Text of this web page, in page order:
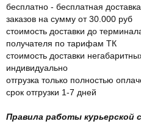
бесплатно - бесплатная
заказов на сумму от 30.000 руб
стоимость доставки до
получателя по тарифам ТК
стоимость доставки
индивидуально
отгрузка только полностью
срок отгрузки 1-7 дней
Правила работы курьерской